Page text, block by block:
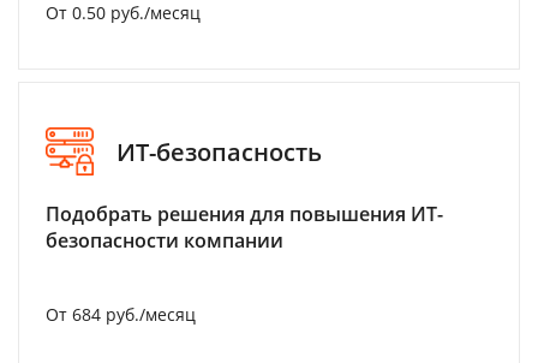
От 0.50 руб./месяц
ИТ-безопасность
Подобрать решения для повышения ИТ-
безопасности компании
От 684 руб./месяц